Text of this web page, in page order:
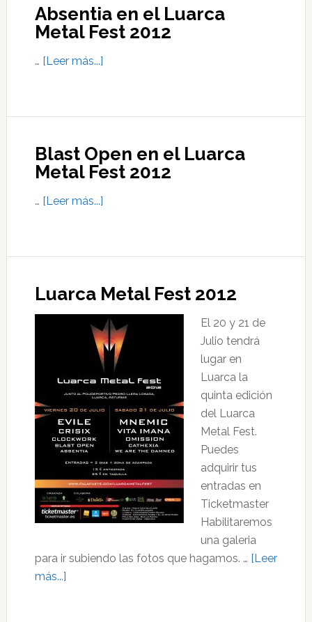
Luarca
Metal
2012
Absentia en el Luarca
Metal Fest 2012
… [Leer más...]acerca
en
Luarca
Metal
2012
Blast Open en el Luarca
Metal Fest 2012
… [Leer más...]acerca
Open
el
Metal
Fest
2012
Luarca Metal Fest 2012
El 20 y 21 de
Julio tendrá
lugar en
Luarca la
quinta edición
del Luarca
Metal Fest.
Puedes
adquirir tus
entradas en
Ticketmaster
Habilitaremos
una galeria
para ir subiendo las fotos que hagamos. … [Leer
más...]acerca